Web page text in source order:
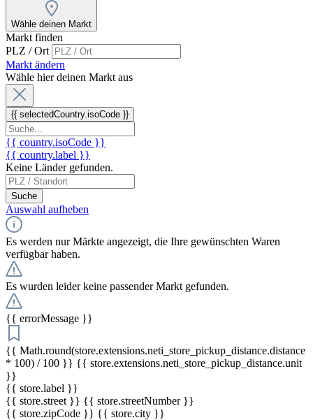
Wähle deinen Markt
Markt finden
PLZ / Ort
Markt ändern
Wähle hier deinen Markt aus
{{ selectedCountry.isoCode }}
{{ country.isoCode }}
{{ country.label }}
Keine Länder gefunden.
Suche
Auswahl aufheben
Es werden nur Märkte angezeigt, die Ihre gewünschten Waren
verfügbar haben.
Es wurden leider keine passender Markt gefunden.
{{ errorMessage }}
{{ Math.round(store.extensions.neti_store_pickup_distance.distance
* 100) / 100 }} {{ store.extensions.neti_store_pickup_distance.unit
}}
{{ store.label }}
{{ store.street }} {{ store.streetNumber }}
{{ store.zipCode }} {{ store.city }}